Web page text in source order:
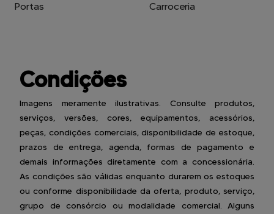
Portas Carroceria
Condições
Imagens meramente ilustrativas. Consulte produtos,
serviços, versões, cores, equipamentos, acessórios,
peças, condições comerciais, disponibilidade de estoque,
prazos de entrega, agenda, formas de pagamento e
demais informações diretamente com a concessionária.
As condições são válidas enquanto durarem os estoques
ou conforme disponibilidade da oferta, produto, serviço,
grupo de consórcio ou modalidade comercial. Alguns